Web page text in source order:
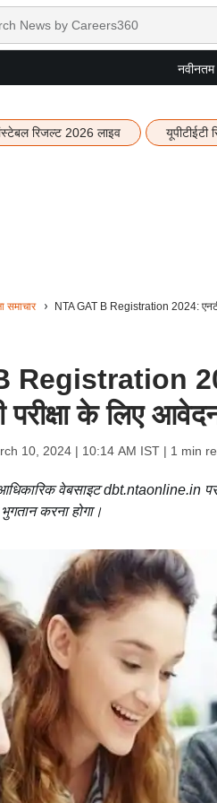
नवीनतम
रिजल्ट 2026 लाइव यूपीटीईटी
समाचार NTA GAT B Registration 2024:
Registration
परीक्षा के लिए
10, 2024 | 10:14 AM IST| 1 min
आधिकारिक वेबसाइट
करना होगा।